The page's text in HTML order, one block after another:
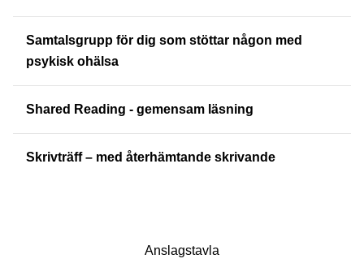
Samtalsgrupp för dig som stöttar någon med
psykisk ohälsa
Shared Reading - gemensam läsning
Skrivträff – med återhämtande skrivande
Anslagstavla